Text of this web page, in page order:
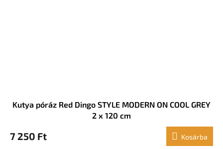
Kutya póráz Red Dingo STYLE MODERN ON COOL GREY
2 x 120 cm
7 250 Ft Kosárba